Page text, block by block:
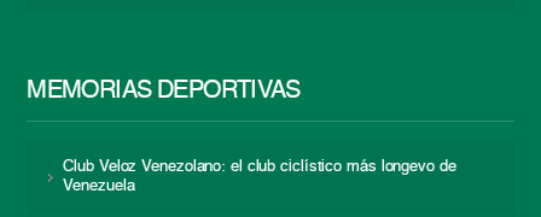
MEMORIAS DEPORTIVAS
Club Veloz Venezolano: el club ciclístico más longevo de
Venezuela